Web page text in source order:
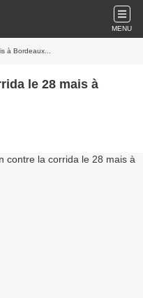
MENU
à Bordeaux...
le 28 mais à